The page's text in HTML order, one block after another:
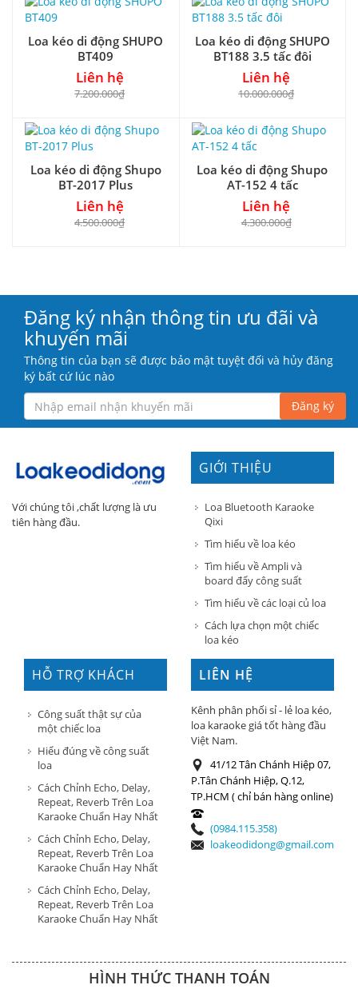
Loa kéo di động SHUPO
BT409
Liên hệ
7.200.000₫
Loa kéo di động SHUPO
BT188 3.5 tấc đôi
Liên hệ
10.000.000₫
Loa kéo di động Shupo
BT-2017 Plus
Liên hệ
4.500.000₫
Loa kéo di động Shupo
AT-152 4 tấc
Liên hệ
4.300.000₫
Đăng ký nhận thông tin ưu đãi và
khuyến mãi
Thông tin của bạn sẽ được bảo mật tuyệt đối và hủy đăng
ký bất cứ lúc nào
Đăng ký
Với chúng tôi ,chất lượng là ưu
tiên hàng đầu.
GIỚI THIỆU
Loa Bluetooth Karaoke
Qixi
Tìm hiểu về loa kéo
Tìm hiểu về Ampli và
board đẩy công suất
Tìm hiểu về các loại củ loa
Cách lựa chọn một chiếc
loa kéo
HỖ TRỢ KHÁCH
HÀNG
Công suất thật sự của
một chiếc loa
Hiểu đúng về công suất
loa
Cách Chỉnh Echo, Delay,
Repeat, Reverb Trên Loa
Karaoke Chuẩn Hay Nhất
Cách Chỉnh Echo, Delay,
Repeat, Reverb Trên Loa
Karaoke Chuẩn Hay Nhất
Cách Chỉnh Echo, Delay,
Repeat, Reverb Trên Loa
Karaoke Chuẩn Hay Nhất
LIÊN HỆ
Kênh phân phối sỉ - lẻ loa kéo,
loa karaoke giá tốt hàng đầu
Việt Nam.
41/12 Tân Chánh Hiệp 07,
P.Tân Chánh Hiệp, Q.12,
TP.HCM ( chỉ bán hàng online)
(0984.115.358)
loakeodidong@gmail.com
HÌNH THỨC THANH TOÁN